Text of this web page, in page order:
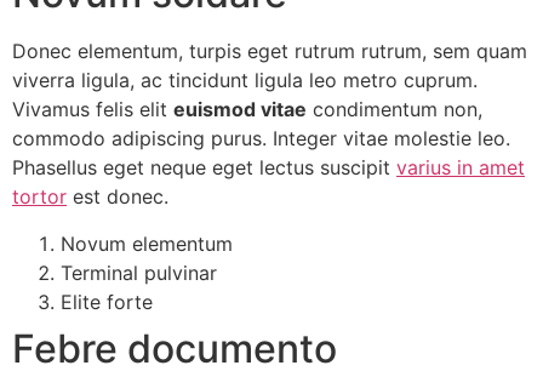
Donec elementum, turpis eget rutrum rutrum, sem quam
viverra ligula, ac tincidunt ligula leo metro cuprum.
Vivamus felis elit euismod vitae condimentum non,
commodo adipiscing purus. Integer vitae molestie leo.
Phasellus eget neque eget lectus suscipit varius in amet
tortor est donec.
Novum elementum
Terminal pulvinar
Elite forte
Febre documento